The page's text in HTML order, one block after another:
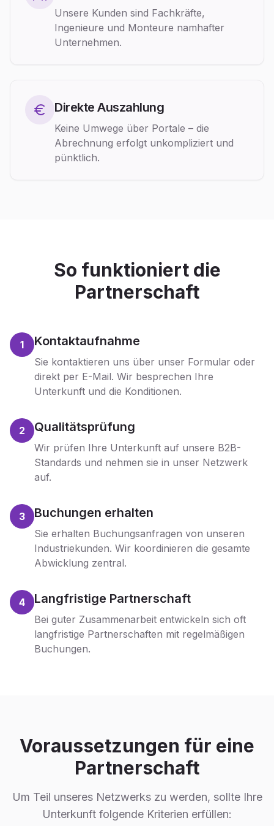
Unsere Kunden sind Fachkräfte,
Ingenieure und Monteure namhafter
Unternehmen.
Direkte Auszahlung
Keine Umwege über Portale – die
Abrechnung erfolgt unkompliziert und
pünktlich.
So funktioniert die
Partnerschaft
1 Kontaktaufnahme
Sie kontaktieren uns über unser Formular oder
direkt per E-Mail. Wir besprechen Ihre
Unterkunft und die Konditionen.
2 Qualitätsprüfung
Wir prüfen Ihre Unterkunft auf unsere B2B-
Standards und nehmen sie in unser Netzwerk
auf.
3 Buchungen erhalten
Sie erhalten Buchungsanfragen von unseren
Industriekunden. Wir koordinieren die gesamte
Abwicklung zentral.
4 Langfristige Partnerschaft
Bei guter Zusammenarbeit entwickeln sich oft
langfristige Partnerschaften mit regelmäßigen
Buchungen.
Voraussetzungen für eine
Partnerschaft
Um Teil unseres Netzwerks zu werden, sollte Ihre
Unterkunft folgende Kriterien erfüllen: